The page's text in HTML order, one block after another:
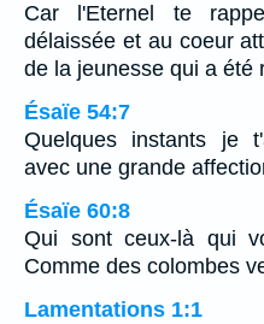
Car l'Eternel te
délaissée et au coeur
de la jeunesse qui a été
Ésaïe 54:7
Quelques instants je
avec une grande
Ésaïe 60:8
Qui sont ceux-là qui
Comme des colombes
Lamentations 1:1